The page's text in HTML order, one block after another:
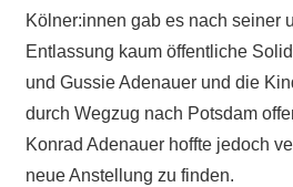
Kölner:innen gab es nach seiner
Entlassung kaum öffentliche
und Gussie Adenauer und die
durch Wegzug nach Potsdam
Konrad Adenauer hoffte jedoch
neue Anstellung zu finden.